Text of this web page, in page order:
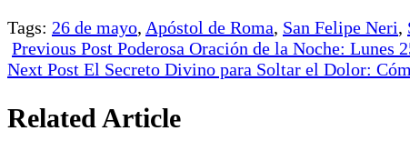
Tags: 26 de mayo, Apóstol de Roma, San Felipe Neri,
Previous Post Poderosa Oración de la Noche: Lunes
Next Post El Secreto Divino para Soltar el Dolor:
Related Article